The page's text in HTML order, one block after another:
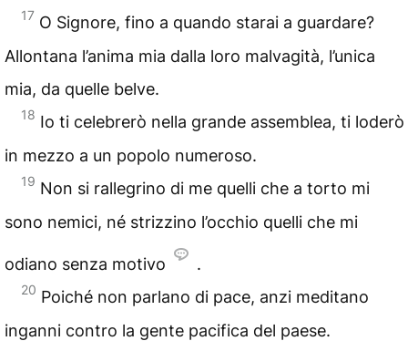
17 O Signore, fino a quando starai a guardare?
Allontana l’anima mia dalla loro malvagità, l’unica
mia, da quelle belve.
18 Io ti celebrerò nella grande assemblea, ti loderò
in mezzo a un popolo numeroso.
19 Non si rallegrino di me quelli che a torto mi
sono nemici, né strizzino l’occhio quelli che mi
odiano senza motivo .
20 Poiché non parlano di pace, anzi meditano
inganni contro la gente pacifica del paese.